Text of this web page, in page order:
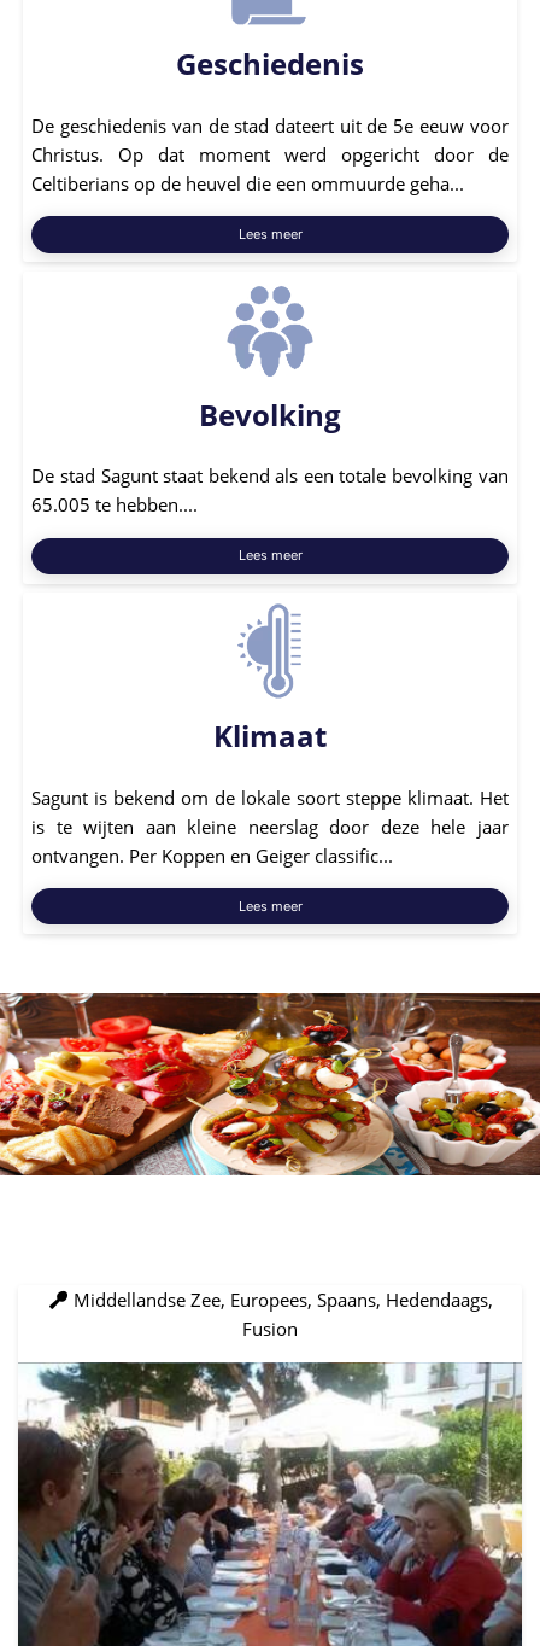
Geschiedenis
De geschiedenis van de stad dateert uit de 5e eeuw voor
Christus. Op dat moment werd opgericht door de
Celtiberians op de heuvel die een ommuurde geha...
Lees meer
Bevolking
De stad Sagunt staat bekend als een totale bevolking van
65.005 te hebben....
Lees meer
Klimaat
Sagunt is bekend om de lokale soort steppe klimaat. Het
is te wijten aan kleine neerslag door deze hele jaar
ontvangen. Per Koppen en Geiger classific...
Lees meer
Middellandse Zee, Europees, Spaans, Hedendaags,
Fusion